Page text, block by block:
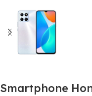
Smartphone